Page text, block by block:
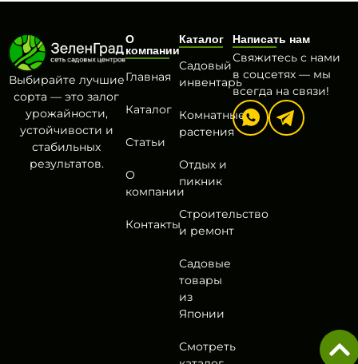
Выбирайте лучшие
сорта — это залог
урожайности,
устойчивости и
стабильных
результатов.
О
компании
Главная
Каталог
Статьи
О
компании
Контакты
Каталог
Садовый
инвентарь
Комнатные
растения
Отдых и
пикник
Строительство
и ремонт
Садовые
товары
из
Японии
Смотреть
Написать нам
Свяжитесь с нами
в соцсетях — мы
всегда на связи!